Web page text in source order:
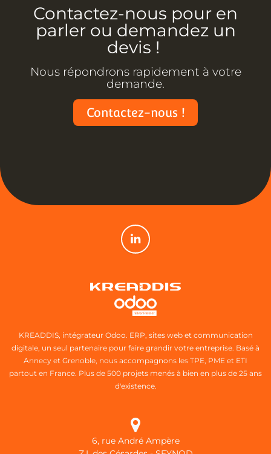
Contactez-nous pour en
parler ou demandez un
devis !
Nous répondrons rapidement à votre
demande.
Contactez-nous !
6, rue André Ampère
KREADDIS, intégrateur Odoo. ERP, sites web et communication
digitale, un seul partenaire pour faire grandir votre entreprise. Basé à
Annecy et Grenoble, nous accompagnons les TPE, PME et ETI
partout en France. Plus de 500 projets menés à bien en plus de 25 ans
d'existence.